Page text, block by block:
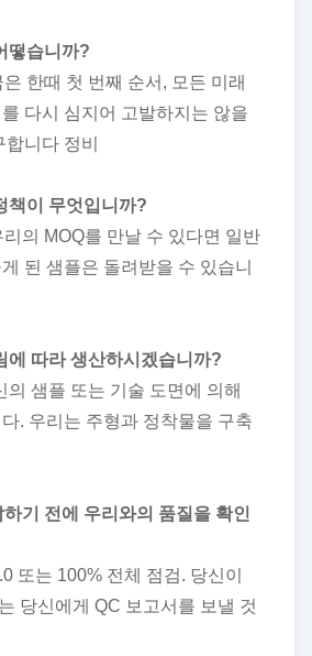
떻습니까?
한때 첫 번째 순서, 모든 미래
다시 심지어 고발하지는 않을
니다 정비
책이 무엇입니까?
의 MOQ를 만날 수 있다면 일반
된 샘플은 돌려받을 수 있습니
에 따라 생산하시겠습니까?
의 샘플 또는 기술 도면에 의해
. 우리는 주형과 정착물을 구축
기 전에 우리와의 품질을 확인
또는 100% 전체 점검. 당신이
당신에게 QC 보고서를 보낼 것